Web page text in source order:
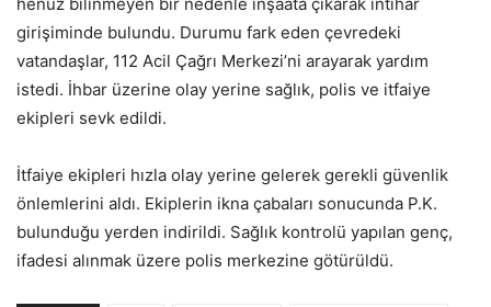
girişiminde bulundu. Durumu fark eden çevredeki
vatandaşlar, 112 Acil Çağrı Merkezi’ni arayarak yardım
istedi. İhbar üzerine olay yerine sağlık, polis ve itfaiye
ekipleri sevk edildi.
İtfaiye ekipleri hızla olay yerine gelerek gerekli güvenlik
önlemlerini aldı. Ekiplerin ikna çabaları sonucunda P.K.
bulunduğu yerden indirildi. Sağlık kontrolü yapılan genç,
ifadesi alınmak üzere polis merkezine götürüldü.